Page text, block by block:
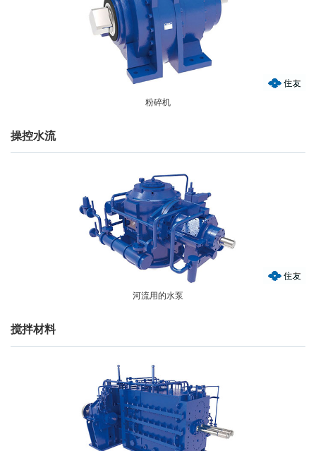
粉碎机
操控水流
河流用的水泵
搅拌材料